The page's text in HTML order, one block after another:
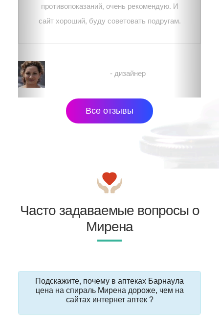
противопоказаний, очень рекомендую. И
сайт хороший, буду советовать подругам.
- дизайнер
Все отзывы
Часто задаваемые вопросы о
Мирена
Подскажите, почему в аптеках Барнаула
цена на спираль Мирена дороже, чем на
сайтах интернет аптек ?